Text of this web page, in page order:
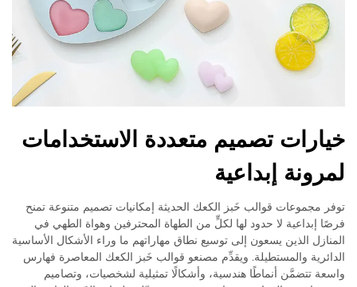
خيارات تصميم متعددة الاستخدامات
لمرونة إبداعية
توفر مجموعات قوالب خَبز الكعك الحديثة إمكانيات تصميم متنوعة تمنح
فرصًا إبداعية لا حدود لها لكلٍّ من الطهاة المحترفين وهواة الطهي في
المنازل الذين يسعون إلى توسيع نطاق مهاراتهم ما وراء الأشكال الأساسية
الدائرية والمستطيلة. ويقدِّم مصنعو قوالب خَبز الكعك المعاصرة فهارس
واسعة تتضمَّن أنماطًا هندسية، وأشكالًا تمثيلية لشخصيات، وتصاميم